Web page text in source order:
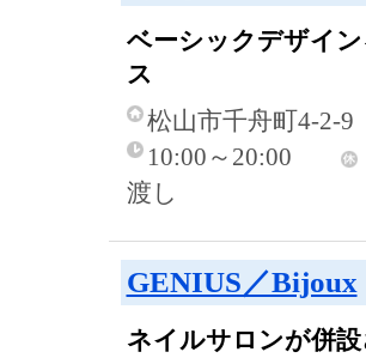
ベーシックデザイ
ス
松山市千舟町4-2-9
10:00～20:00
渡し
GENIUS／Bijoux
ネイルサロンが併